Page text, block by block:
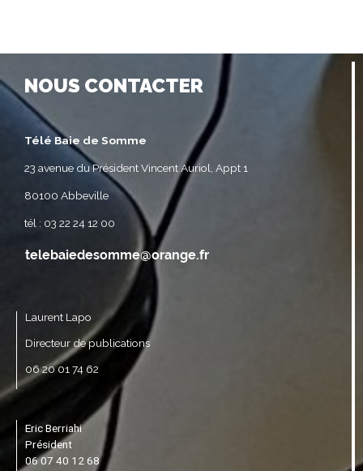
NOUS CONTACTER
Télé Baie de Somme
23 avenue du Président Vincent Auriol, Appt 1
80100 Abbeville
tél : 03 22 24 12 00
Laurent Lapo
Directeur de publications
06 20 01 74 62
Eric Berriahi
Président
06 07 40 12 68